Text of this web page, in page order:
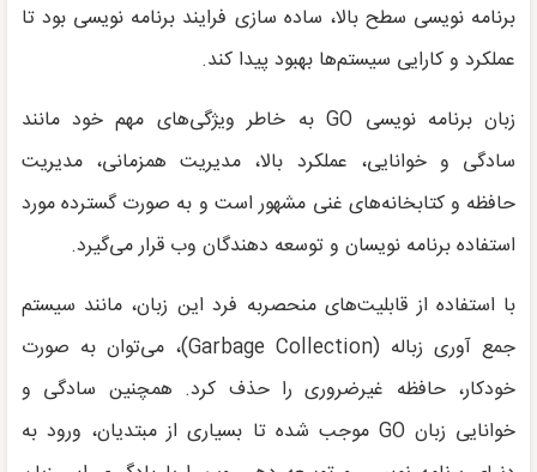
برنامه نویسی سطح بالا، ساده سازی فرایند برنامه نویسی بود تا
عملکرد و کارایی سیستم‌ها بهبود پیدا کند.
زبان برنامه نویسی GO به خاطر ویژگی‌های مهم خود مانند
سادگی و خوانایی، عملکرد بالا، مدیریت همزمانی، مدیریت
حافظه و کتابخانه‌های غنی مشهور است و به صورت گسترده مورد
استفاده برنامه نویسان و توسعه دهندگان وب قرار می‌گیرد.
با استفاده از قابلیت‌های منحصربه فرد این زبان، مانند سیستم
جمع آوری زباله (Garbage Collection)، می‌توان به صورت
خودکار، حافظه غیرضروری را حذف کرد. همچنین سادگی و
خوانایی زبان GO موجب شده تا بسیاری از مبتدیان، ورود به